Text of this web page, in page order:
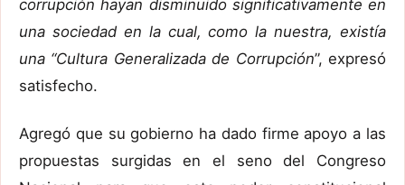
corrupción hayan disminuido significativamente en
una sociedad en la cual, como la nuestra, existía
una “Cultura Generalizada de Corrupción”, expresó
satisfecho.
Agregó que su gobierno ha dado firme apoyo a las
propuestas surgidas en el seno del Congreso